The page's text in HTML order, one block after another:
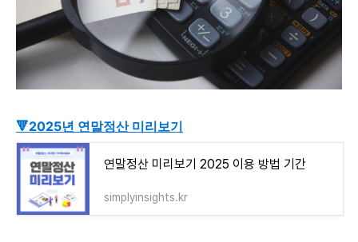
🔻2025년 연말정산 미리보기
연말정산 미리보기 2025 이용 방법 기간
simplyinsights.kr